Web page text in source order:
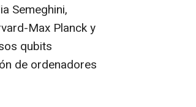
Semeghini,
Max Planck y
qubits
de ordenadores